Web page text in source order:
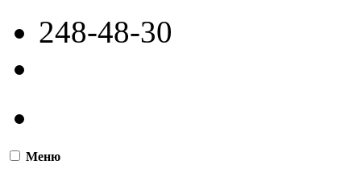
248-48-30
Меню